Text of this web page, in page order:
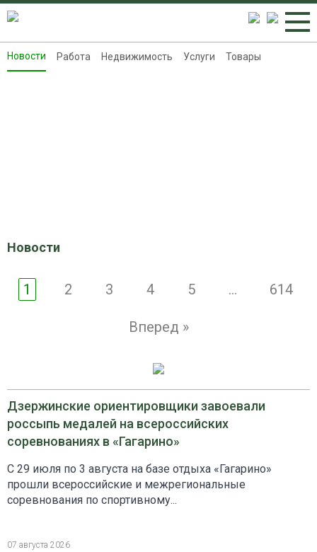
Новости
Новости Работа Недвижимость Услуги Товары
Новости
1 2 3 4 5 ... 614
Вперед »
Дзержинские ориентировщики завоевали
россыпь медалей на всероссийских
соревнованиях в «Гагарино»
С 29 июля по 3 августа на базе отдыха «Гагарино»
прошли всероссийские и межрегиональные
соревнования по спортивному...
07 августа 2026